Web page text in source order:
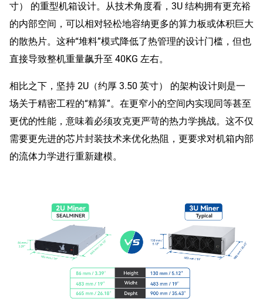
寸） 的重型机箱设计。从技术角度看，3U 结构拥有更充裕
的内部空间，可以相对轻松地容纳更多的算力板或体积巨大
的散热片。这种“堆料”模式降低了热管理的设计门槛，但也
直接导致整机重量飙升至 40KG 左右。
相比之下，坚持 2U（约厚 3.50 英寸） 的架构设计则是一
场关于精密工程的“精算”。在更窄小的空间内实现同等甚至
更优的性能，意味着必须攻克更严苛的热力学挑战。这不仅
需要更先进的芯片封装技术来优化热阻，更要求对机箱内部
的流体力学进行重新建模。